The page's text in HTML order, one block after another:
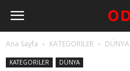
Ana Sayfa KATEGORİLER DÜNYA
KATEGORİLER DÜNYA